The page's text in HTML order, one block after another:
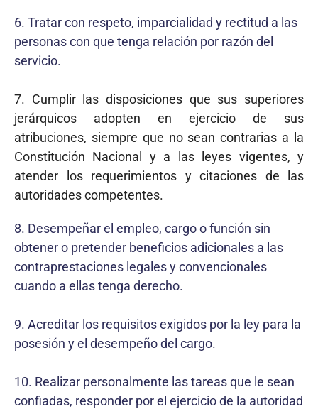
6. Tratar con respeto, imparcialidad y rectitud a las
personas con que tenga relación por razón del
servicio.
7. Cumplir las disposiciones que sus superiores
jerárquicos adopten en ejercicio de sus
atribuciones, siempre que no sean contrarias a la
Constitución Nacional y a las leyes vigentes, y
atender los requerimientos y citaciones de las
autoridades competentes.
8. Desempeñar el empleo, cargo o función sin
obtener o pretender beneficios adicionales a las
contraprestaciones legales y convencionales
cuando a ellas tenga derecho.
9. Acreditar los requisitos exigidos por la ley para la
posesión y el desempeño del cargo.
10. Realizar personalmente las tareas que le sean
confiadas, responder por el ejercicio de la autoridad